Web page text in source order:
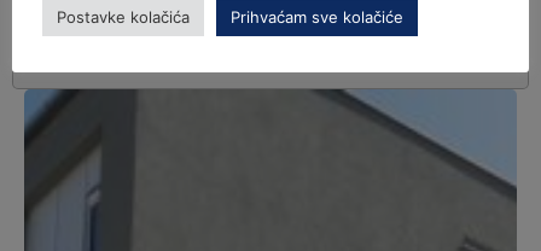
Postavke kolačića Prihvaćam sve kolačiće